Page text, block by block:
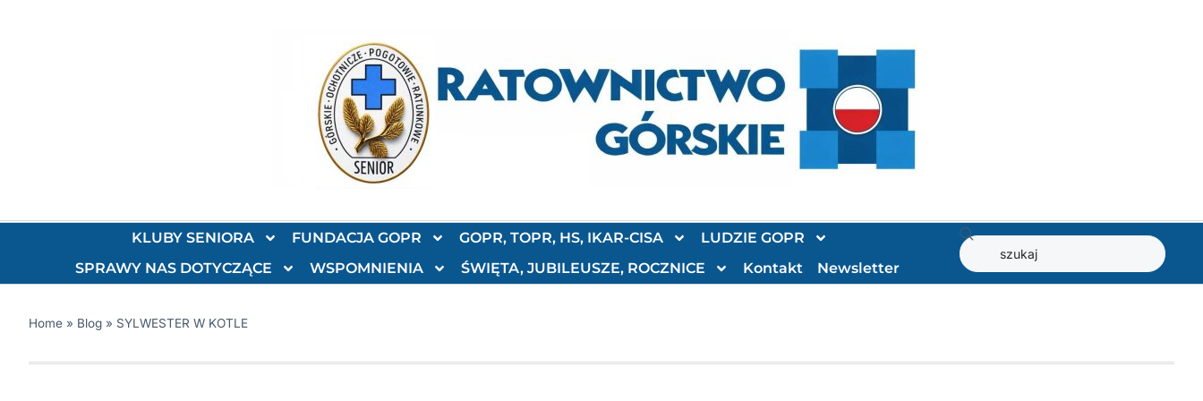
KLUBY SENIORA FUNDACJA GOPR GOPR, TOPR, HS, IKAR-CISA
LUDZIE GOPR
SPRAWY NAS DOTYCZĄCE
WSPOMNIENIA ŚWIĘTA, JUBILEUSZE, ROCZNICE Kontakt Newsletter
Home » Blog » SYLWESTER W KOTLE